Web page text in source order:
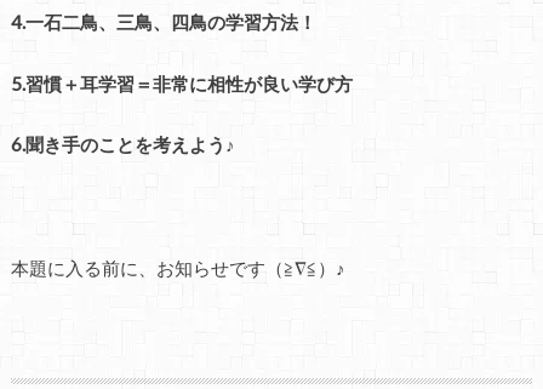
4.一石二鳥、三鳥、四鳥の学習方法！
5.習慣＋耳学習＝非常に相性が良い学び方
6.聞き手のことを考えよう♪
本題に入る前に、お知らせです（≧∇≦）♪